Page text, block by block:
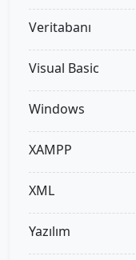
Veritabanı
Visual Basic
Windows
XAMPP
XML
Yazılım